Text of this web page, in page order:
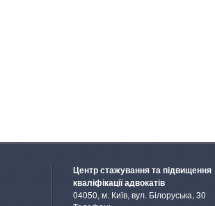
Центр стажування та підвищення
кваліфікації адвокатів
04050, м. Київ, вул. Білоруська, 30